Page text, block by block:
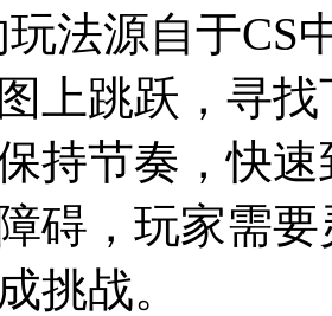
法源自于CS
上跳跃，寻
持节奏，快
碍，玩家需
挑战。